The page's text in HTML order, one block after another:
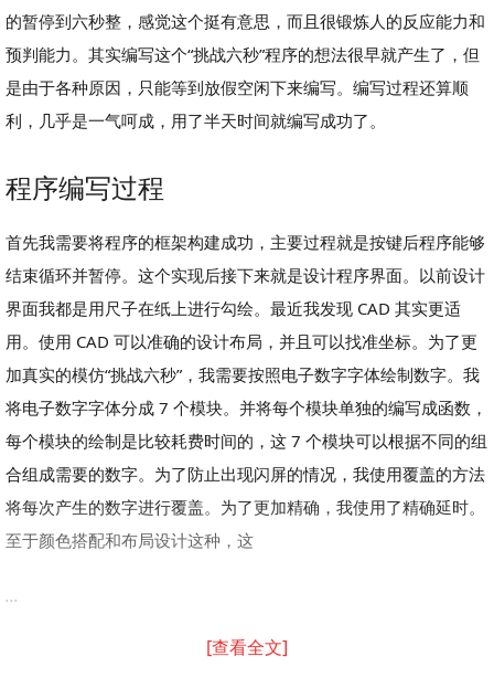
的暂停到六秒整，感觉这个挺有意思，而且很锻炼人的反应能力和
预判能力。其实编写这个“挑战六秒”程序的想法很早就产生了，但
是由于各种原因，只能等到放假空闲下来编写。编写过程还算顺
利，几乎是一气呵成，用了半天时间就编写成功了。
程序编写过程
首先我需要将程序的框架构建成功，主要过程就是按键后程序能够
结束循环并暂停。这个实现后接下来就是设计程序界面。以前设计
界面我都是用尺子在纸上进行勾绘。最近我发现 CAD 其实更适
用。使用 CAD 可以准确的设计布局，并且可以找准坐标。为了更
加真实的模仿“挑战六秒”，我需要按照电子数字字体绘制数字。我
将电子数字字体分成 7 个模块。并将每个模块单独的编写成函数，
每个模块的绘制是比较耗费时间的，这 7 个模块可以根据不同的组
合组成需要的数字。为了防止出现闪屏的情况，我使用覆盖的方法
将每次产生的数字进行覆盖。为了更加精确，我使用了精确延时。
至于颜色搭配和布局设计这种，这
...
[查看全文]